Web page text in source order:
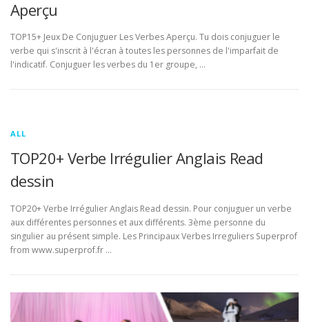
Aperçu
TOP15+ Jeux De Conjuguer Les Verbes Aperçu. Tu dois conjuguer le
verbe qui s'inscrit à l'écran à toutes les personnes de l'imparfait de
l'indicatif. Conjuguer les verbes du 1er groupe, …
ALL
TOP20+ Verbe Irrégulier Anglais Read
dessin
TOP20+ Verbe Irrégulier Anglais Read dessin. Pour conjuguer un verbe
aux différentes personnes et aux différents. 3ème personne du
singulier au présent simple. Les Principaux Verbes Irreguliers Superprof
from www.superprof.fr …